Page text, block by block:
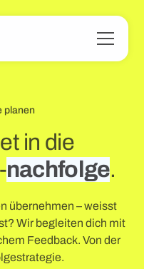
planen
in die
-nachfolge.
übernehmen – weisst
Wir begleiten dich mit
Feedback. Von der